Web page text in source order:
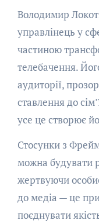
Володимир
управлінець у
частиною
телебачення.
аудиторії,
ставлення до
усе це створює
Стосунки з
можна будувати
жертвуючи
до медіа — це
поєднувати